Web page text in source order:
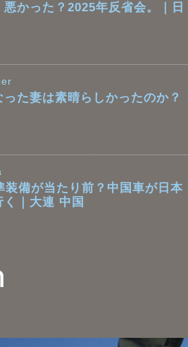
悪かった？2025年反省会。｜日
た妻は素晴らしかったのか？
装備が当たり前？中国車が日本
｜大連 中国